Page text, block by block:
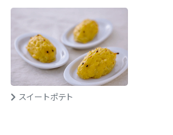
スイートポテト